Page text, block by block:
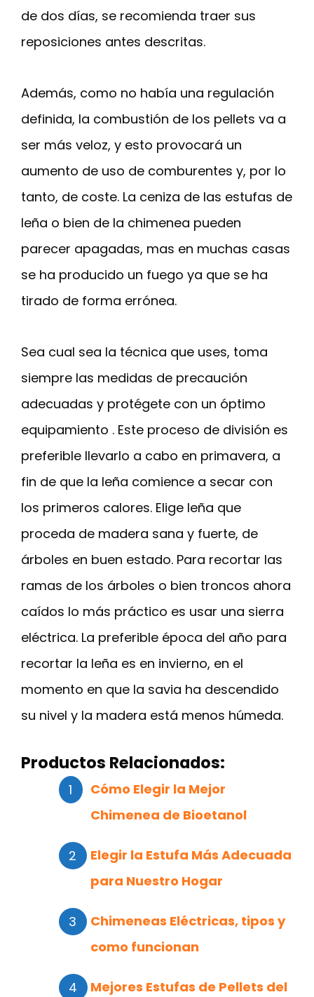
de dos días, se recomienda traer sus
reposiciones antes descritas.
Además, como no había una regulación
definida, la combustión de los pellets va a
ser más veloz, y esto provocará un
aumento de uso de comburentes y, por lo
tanto, de coste. La ceniza de las estufas de
leña o bien de la chimenea pueden
parecer apagadas, mas en muchas casas
se ha producido un fuego ya que se ha
tirado de forma errónea.
Sea cual sea la técnica que uses, toma
siempre las medidas de precaución
adecuadas y protégete con un óptimo
equipamiento . Este proceso de división es
preferible llevarlo a cabo en primavera, a
fin de que la leña comience a secar con
los primeros calores. Elige leña que
proceda de madera sana y fuerte, de
árboles en buen estado. Para recortar las
ramas de los árboles o bien troncos ahora
caídos lo más práctico es usar una sierra
eléctrica. La preferible época del año para
recortar la leña es en invierno, en el
momento en que la savia ha descendido
su nivel y la madera está menos húmeda.
Productos Relacionados:
Cómo Elegir la Mejor
Chimenea de Bioetanol
Elegir la Estufa Más Adecuada
para Nuestro Hogar
Chimeneas Eléctricas, tipos y
como funcionan
Mejores Estufas de Pellets del